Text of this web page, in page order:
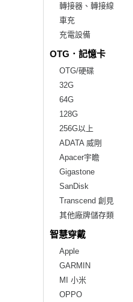
轉接器、轉接線
車充
充電設備
OTG．記憶卡
OTG/硬碟
32G
64G
128G
256G以上
ADATA 威剛
Apacer宇瞻
Gigastone
SanDisk
Transcend 創見
其他廠牌儲存類
智慧穿戴
Apple
GARMIN
MI 小米
OPPO